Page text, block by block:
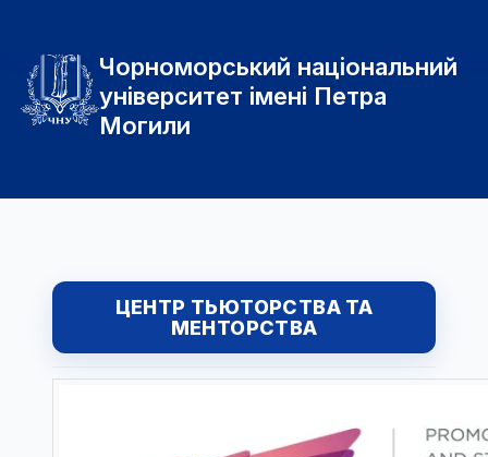
Чорноморський національний
університет імені Петра
Могили
ЦЕНТР ТЬЮТОРСТВА ТА
МЕНТОРСТВА